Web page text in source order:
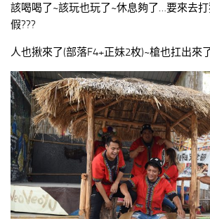
該喝喝了~該玩也玩了~休息夠了…要來去
假???
人也揪來了(部落F4+正妹2枚)~槍也扛出來